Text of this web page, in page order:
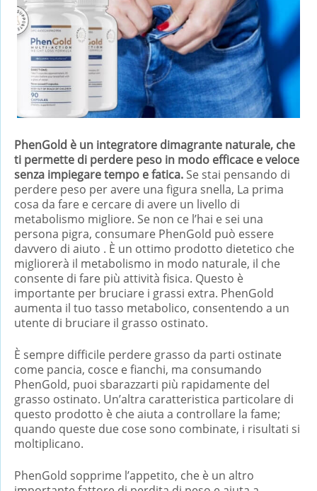
PhenGold è un integratore dimagrante naturale, che
ti permette di perdere peso in modo efficace e veloce
senza impiegare tempo e fatica. Se stai pensando di
perdere peso per avere una figura snella, La prima
cosa da fare e cercare di avere un livello di
metabolismo migliore. Se non ce l’hai e sei una
persona pigra, consumare PhenGold può essere
davvero di aiuto . È un ottimo prodotto dietetico che
migliorerà il metabolismo in modo naturale, il che
consente di fare più attività fisica. Questo è
importante per bruciare i grassi extra. PhenGold
aumenta il tuo tasso metabolico, consentendo a un
utente di bruciare il grasso ostinato.
È sempre difficile perdere grasso da parti ostinate
come pancia, cosce e fianchi, ma consumando
PhenGold, puoi sbarazzarti più rapidamente del
grasso ostinato. Un’altra caratteristica particolare di
questo prodotto è che aiuta a controllare la fame;
quando queste due cose sono combinate, i risultati si
moltiplicano.
PhenGold sopprime l’appetito, che è un altro